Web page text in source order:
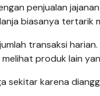
penjualan
biasanya tertarik
transaksi harian.
produk lain
sekitar karena